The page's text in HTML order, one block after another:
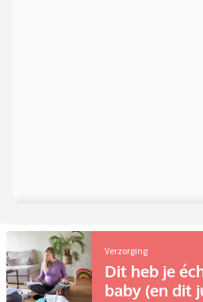
Verzorging
Dit heb je
baby (en dit